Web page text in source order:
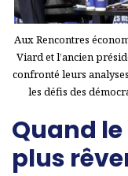
Aux Rencontres
Viard et l’ancien
confronté leurs
les défis des
Quand
plus